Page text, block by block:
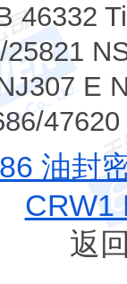
46332
E
油封
CRW1
返